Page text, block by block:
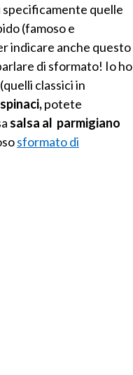
quelle
(famoso e
indicare anche questo
di sformato! Io ho
classici in
potete
salsa al parmigiano
sformato di